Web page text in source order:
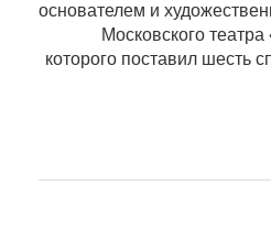
основателем и
Московского
которого поставил шесть